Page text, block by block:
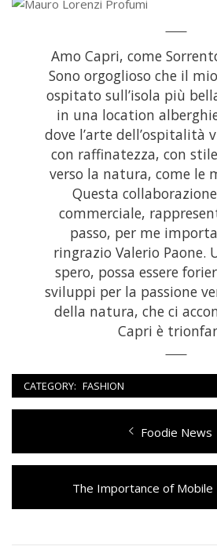
Amo Capri, come
Sono orgoglioso che il
ospitato sull’isola più
in una location
dove l’arte dell’ospitalità
con raffinatezza, con
verso la natura, come le
Questa
commerciale,
passo, per me
ringrazio Valerio Paone.
spero, possa essere
sviluppi per la passione
della natura, che ci
Capri è
CATEGORY: FASHION
articoli
Previous
post:
Foodie News
Next
post:
The Importance of Mobile